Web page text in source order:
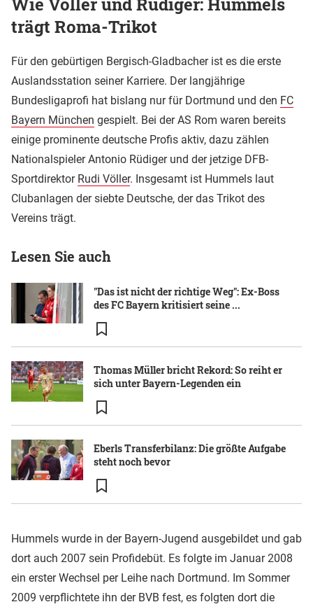
trägt Roma-Trikot
Für den gebürtigen Bergisch-Gladbacher ist es die erste
Auslandsstation seiner Karriere. Der langjährige
Bundesligaprofi hat bislang nur für Dortmund und den FC
Bayern München gespielt. Bei der AS Rom waren bereits
einige prominente deutsche Profis aktiv, dazu zählen
Nationalspieler Antonio Rüdiger und der jetzige DFB-
Sportdirektor Rudi Völler. Insgesamt ist Hummels laut
Clubanlagen der siebte Deutsche, der das Trikot des
Vereins trägt.
Lesen Sie auch
"Das ist nicht der richtige Weg": Ex-Boss
des FC Bayern kritisiert seine ...
Thomas Müller bricht Rekord: So reiht er
sich unter Bayern-Legenden ein
Eberls Transferbilanz: Die größte Aufgabe
steht noch bevor
Hummels wurde in der Bayern-Jugend ausgebildet und gab
dort auch 2007 sein Profidebüt. Es folgte im Januar 2008
ein erster Wechsel per Leihe nach Dortmund. Im Sommer
2009 verpflichtete ihn der BVB fest, es folgten dort die